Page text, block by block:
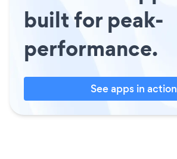
built for peak-
performance.
See apps in action